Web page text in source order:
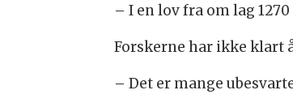
– I en lov fra om lag
Forskerne har ikke klart
– Det er mange